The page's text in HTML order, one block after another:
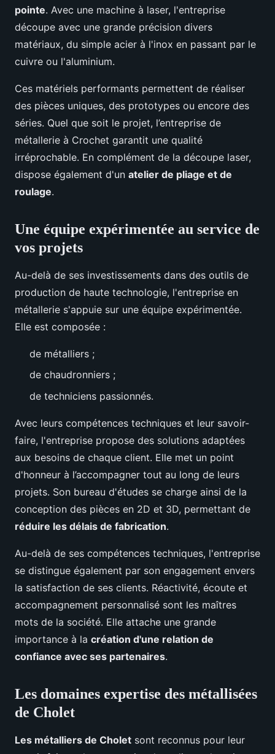
pointe. Avec une machine à laser, l'entreprise
découpe avec une grande précision divers
matériaux, du simple acier à l'inox en passant par le
cuivre ou l'aluminium.
Ces matériels performants permettent de réaliser
des pièces uniques, des prototypes ou encore des
séries. Quel que soit le projet, l’entreprise de
métallerie à Crochet garantit une qualité
irréprochable. En complément de la découpe laser,
dispose également d'un atelier de pliage et de
roulage.
Une équipe expérimentée au service de
vos projets
Au-delà de ses investissements dans des outils de
production de haute technologie, l'entreprise en
métallerie s'appuie sur une équipe expérimentée.
Elle est composée :
de métalliers ;
de chaudronniers ;
de techniciens passionnés.
Avec leurs compétences techniques et leur savoir-
faire, l'entreprise propose des solutions adaptées
aux besoins de chaque client. Elle met un point
d'honneur à l’accompagner tout au long de leurs
projets. Son bureau d'études se charge ainsi de la
conception des pièces en 2D et 3D, permettant de
réduire les délais de fabrication.
Au-delà de ses compétences techniques, l'entreprise
se distingue également par son engagement envers
la satisfaction de ses clients. Réactivité, écoute et
accompagnement personnalisé sont les maîtres
mots de la société. Elle attache une grande
importance à la création d'une relation de
confiance avec ses partenaires.
Les domaines expertise des métallisées
de Cholet
Les métalliers de Cholet sont reconnus pour leur